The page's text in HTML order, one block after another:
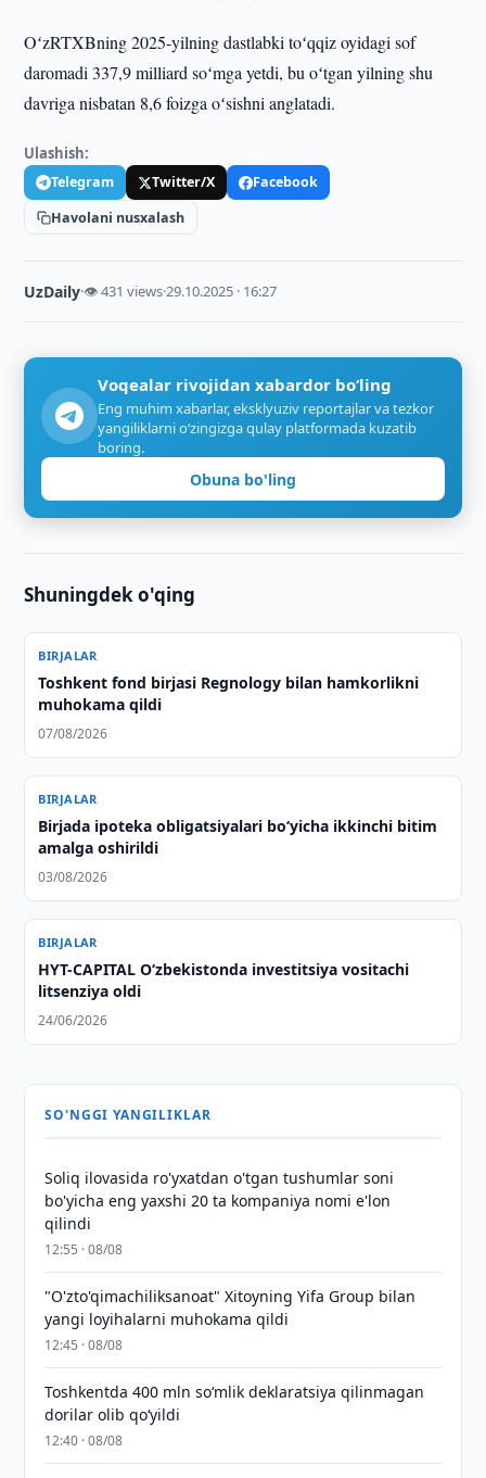
OʻzRTXBning 2025-yilning dastlabki toʻqqiz oyidagi sof
daromadi 337,9 milliard soʻmga yetdi, bu oʻtgan yilning shu
davriga nisbatan 8,6 foizga oʻsishni anglatadi.
Ulashish:
Telegram Twitter/X
Facebook
Havolani nusxalash
UzDaily·👁 431 views·29.10.2025 · 16:27
Voqealar rivojidan xabardor bo‘ling
Eng muhim xabarlar, eksklyuziv reportajlar va tezkor
yangiliklarni o‘zingizga qulay platformada kuzatib
boring.
Obuna bo'ling
Shuningdek o'qing
BIRJALAR
Toshkent fond birjasi Regnology bilan hamkorlikni
muhokama qildi
07/08/2026
BIRJALAR
Birjada ipoteka obligatsiyalari bo‘yicha ikkinchi bitim
amalga oshirildi
03/08/2026
BIRJALAR
HYT-CAPITAL O‘zbekistonda investitsiya vositachi
litsenziya oldi
24/06/2026
SO'NGGI YANGILIKLAR
Soliq ilovasida ro'yxatdan o'tgan tushumlar soni
bo'yicha eng yaxshi 20 ta kompaniya nomi e'lon
qilindi
12:55 · 08/08
"O'zto'qimachiliksanoat" Xitoyning Yifa Group bilan
yangi loyihalarni muhokama qildi
12:45 · 08/08
Toshkentda 400 mln so‘mlik deklaratsiya qilinmagan
dorilar olib qo‘yildi
12:40 · 08/08